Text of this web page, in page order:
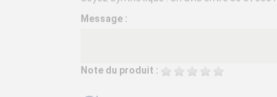
Message :
Note du produit :